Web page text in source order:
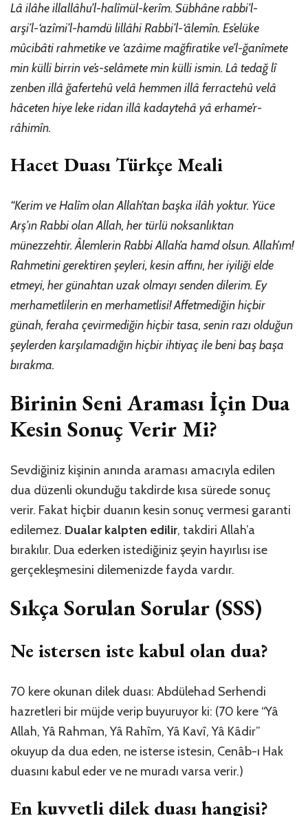
Lâ ilâhe illallâhu’l-halîmül-kerîm. Sübhâne rabbi’l-
arşi’l-‘azîmi’l-hamdü lillâhi Rabbi’l-‘âlemîn. Es’elüke
mûcibâti rahmetike ve ‘azâime mağfiratike ve’l-ğanîmete
min külli birrin ve’s-selâmete min külli ismin. Lâ tedağ lî
zenben illâ ğafertehû velâ hemmen illâ ferractehû velâ
hâceten hiye leke ridan illâ kadaytehâ yâ erhame’r-
râhimîn.
Hacet Duası Türkçe Meali
“Kerim ve Halîm olan Allah’tan başka ilâh yoktur. Yüce
Arş’ın Rabbi olan Allah, her türlü noksanlıktan
münezzehtir. Âlemlerin Rabbi Allah’a hamd olsun. Allah’ım!
Rahmetini gerektiren şeyleri, kesin affını, her iyiliği elde
etmeyi, her günahtan uzak olmayı senden dilerim. Ey
merhametlilerin en merhametlisi! Affetmediğin hiçbir
günah, feraha çevirmediğin hiçbir tasa, senin razı olduğun
şeylerden karşılamadığın hiçbir ihtiyaç ile beni baş başa
bırakma.
Birinin Seni Araması İçin Dua
Kesin Sonuç Verir Mi?
Sevdiğiniz kişinin anında araması amacıyla edilen
dua düzenli okunduğu takdirde kısa sürede sonuç
verir. Fakat hiçbir duanın kesin sonuç vermesi garanti
edilemez. Dualar kalpten edilir, takdiri Allah’a
bırakılır. Dua ederken istediğiniz şeyin hayırlısı ise
gerçekleşmesini dilemenizde fayda vardır.
Sıkça Sorulan Sorular (SSS)
Ne istersen iste kabul olan dua?
70 kere okunan dilek duası: Abdülehad Serhendi
hazretleri bir müjde verip buyuruyor ki: (70 kere “Yâ
Allah, Yâ Rahman, Yâ Rahîm, Yâ Kavî, Yâ Kâdir”
okuyup da dua eden, ne isterse istesin, Cenâb-ı Hak
duasını kabul eder ve ne muradı varsa verir.)
En kuvvetli dilek duası hangisi?